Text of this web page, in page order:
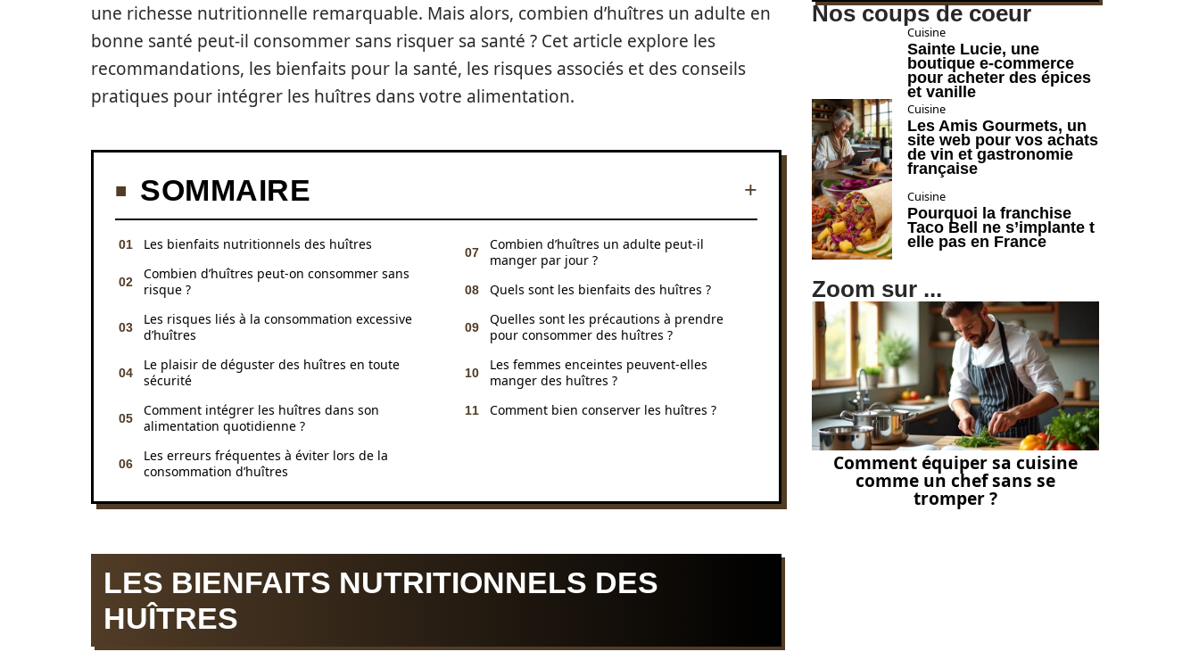
une richesse nutritionnelle remarquable. Mais alors, combien d’huîtres un adulte en
bonne santé peut-il consommer sans risquer sa santé ? Cet article explore les
recommandations, les bienfaits pour la santé, les risques associés et des conseils
pratiques pour intégrer les huîtres dans votre alimentation.
SOMMAIRE
Les bienfaits nutritionnels des huîtres
Combien d’huîtres peut-on consommer sans
risque ?
Les risques liés à la consommation excessive
d’huîtres
Le plaisir de déguster des huîtres en toute
sécurité
Comment intégrer les huîtres dans son
alimentation quotidienne ?
Les erreurs fréquentes à éviter lors de la
consommation d’huîtres
Combien d’huîtres un adulte peut-il
manger par jour ?
Quels sont les bienfaits des huîtres ?
Quelles sont les précautions à prendre
pour consommer des huîtres ?
Les femmes enceintes peuvent-elles
manger des huîtres ?
Comment bien conserver les huîtres ?
LES BIENFAITS NUTRITIONNELS DES
HUÎTRES
Nos coups de coeur
Cuisine
Sainte Lucie, une
boutique e-commerce
pour acheter des épices
et vanille
Cuisine
Les Amis Gourmets, un
site web pour vos achats
de vin et gastronomie
française
Cuisine
Pourquoi la franchise
Taco Bell ne s’implante t
elle pas en France
Zoom sur ...
Comment équiper sa cuisine
comme un chef sans se
tromper ?